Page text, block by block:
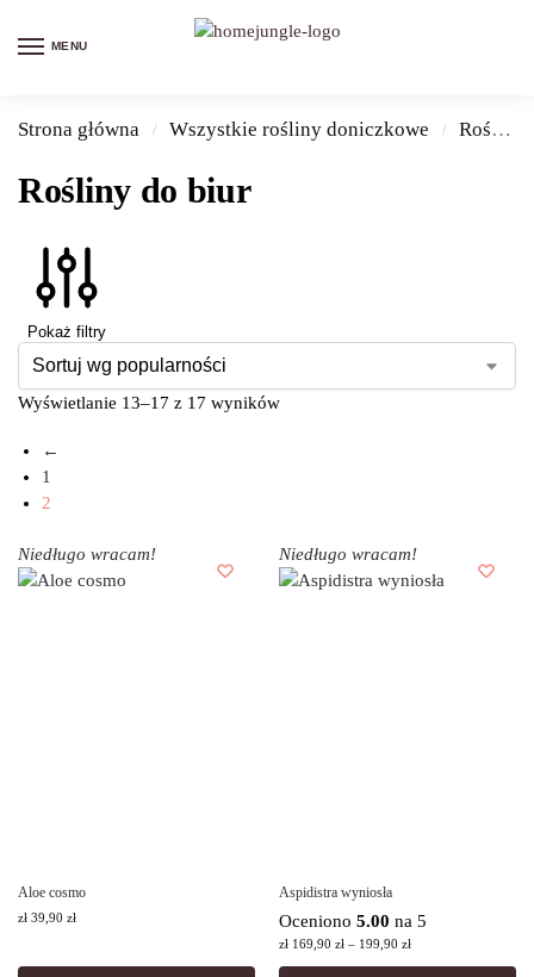
MENU
Strona główna / Wszystkie rośliny doniczkowe / Rośliny do biur
Rośliny do biur
Pokaż filtry
Wyświetlanie 13–17 z 17 wyników
←
1
2
Niedługo wracam!
Aloe cosmo
zł 39,90 zł
Niedługo wracam!
Aspidistra wyniosła
Oceniono 5.00 na 5
zł 169,90 zł – 199,90 zł